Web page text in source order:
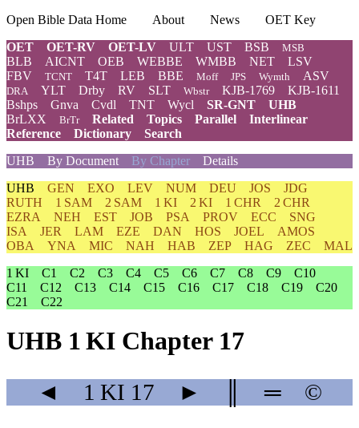
Open Bible Data Home About News
OET Key
OET
OET-RV OET-LV ULT UST BSB MSB
BLB AICNT OEB WEBBE WMBB NET
LSV
FBV
TCNT T4T LEB BBE Moff JPS Wymth ASV
DRA YLT Drby RV SLT Wbstr KJB-1769
KJB-1611
Bshps
Gnva Cvdl TNT Wycl SR-GNT
UHB
BrLXX
BrTr Related Topics Parallel
Interlinear
Reference
Dictionary
Search
UHB
By Document By Chapter Details
UHB GEN EXO LEV NUM DEU JOS
JDG
RUTH
1 SAM 2 SAM 1 KI 2 KI 1 CHR
2 CHR
EZRA
NEH EST JOB PSA PROV ECC
SNG
ISA
JER LAM EZE DAN HOS JOEL
AMOS
OBA
YNA MIC NAH HAB ZEP HAG ZEC
MAL
1 KI
C1 C2 C3 C4 C5 C6 C7 C8 C9
C10
C11
C12 C13 C14 C15 C16 C17 C18 C19
C20
C21
C22
UHB 1 KI Chapter 17
◄ 1 KI 17 ► ═ ©